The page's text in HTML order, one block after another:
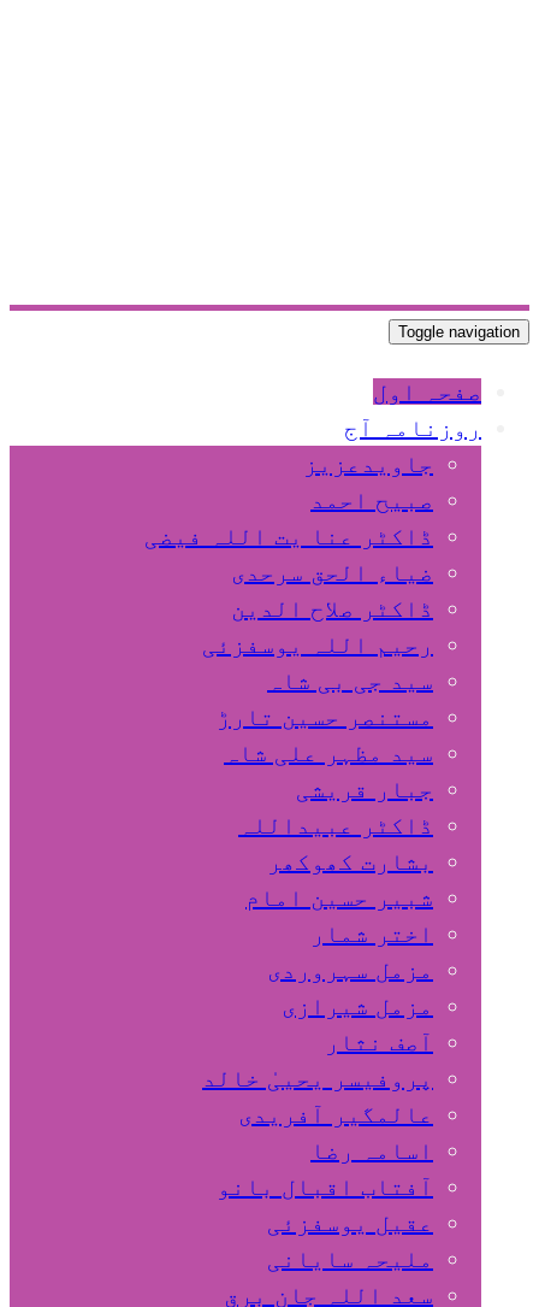
Toggle navigation
صفحہ اول
روزنامہ آج
جاویدعزیز
صبیح احمد
ڈاکٹر عنا یت اللہ فیضی
ضیاء الحق سرحدی
ڈاکٹر صلاح الدین
رحیم اللہ یوسفزئی
سید جی بی شاہ
مستنصر حسین تارڑ
سید مظہر علی شاہ
جبار قریشی
ڈاکٹر عبیداللہ
بشارت کھوکھر
شبیر حسین امام
اختر شمار
مزمل سہروردی
مزمل شیرازی
آصف نثار
پروفیسر یحییٰ خالد
عالمگیر آفریدی
اسامہ رضا
آفتاب اقبال بانو
عقیل یوسفزئی
ملیحہ سایانی
سعد اللہ جان برق